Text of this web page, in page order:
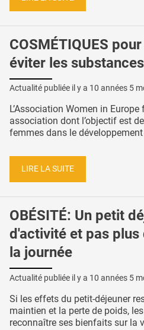
COSMÉTIQUES
éviter les
Actualité publiée il y a 10 années 5
L’Association Women in
association dont l’objectif est
femmes dans le
LIRE LA SUITE
OBÉSITÉ: Un petit
d'activité et pas
la journée
Actualité publiée il y a 10 années 5
Si les effets du petit-déjeuner
maintien et la perte de poids,
reconnaître ses bienfaits sur la